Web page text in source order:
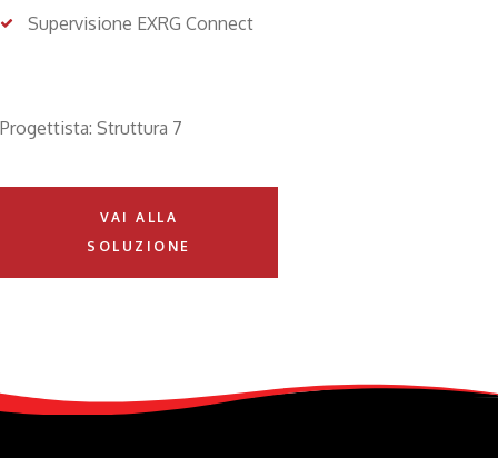
Supervisione EXRG Connect
Progettista: Struttura 7
VAI ALLA
SOLUZIONE